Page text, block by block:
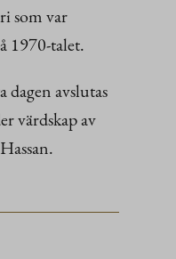
som var
1970-talet.
dagen avslutas
värdskap av